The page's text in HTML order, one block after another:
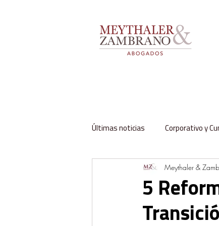
Últimas noticias Corporativo y
Impuestos y Aduanas
Regulación y Sector Público
5
Meythaler &